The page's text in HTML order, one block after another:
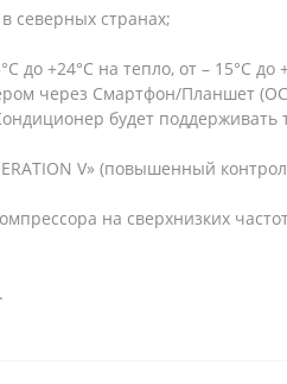
северных странах;
+24°С на тепло, от – 15°С до
через Смартфон/Планшет
будет
V» (повышенный
на сверхнизких